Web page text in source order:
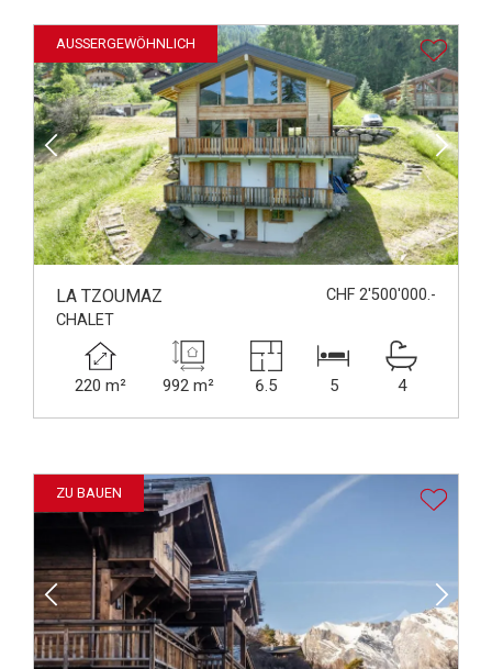
AUSSERGEWÖHNLICH
LA TZOUMAZ
CHF 2'500'000.-
CHALET
220 m² 992 m² 6.5 5 4
ZU BAUEN